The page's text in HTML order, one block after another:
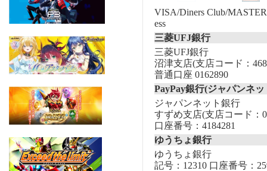
VISA/Diners Club/
ess
三菱UFJ銀行
三菱UFJ銀行
沼津支店(支店コード：
普通口座 0162890
PayPay銀行(ジャパンネ
ジャパンネット銀行
すずめ支店(支店コード：
口座番号：4184281
ゆうちょ銀行
ゆうちょ銀行
記号：12310 口座番号：